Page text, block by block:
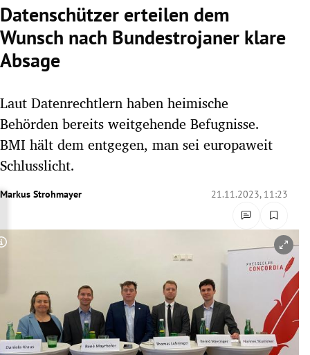
Untermenü
Untermenü
Untermenü
Untermenü
Datenschützer erteilen dem
Wunsch nach Bundestrojaner klare
Absage
Laut Datenrechtlern haben heimische
Behörden bereits weitgehende Befugnisse.
BMI hält dem entgegen, man sei europaweit
Schlusslicht.
Markus Strohmayer 21.11.2023, 11:23
Copyright-Hinweis öffnen/schließen